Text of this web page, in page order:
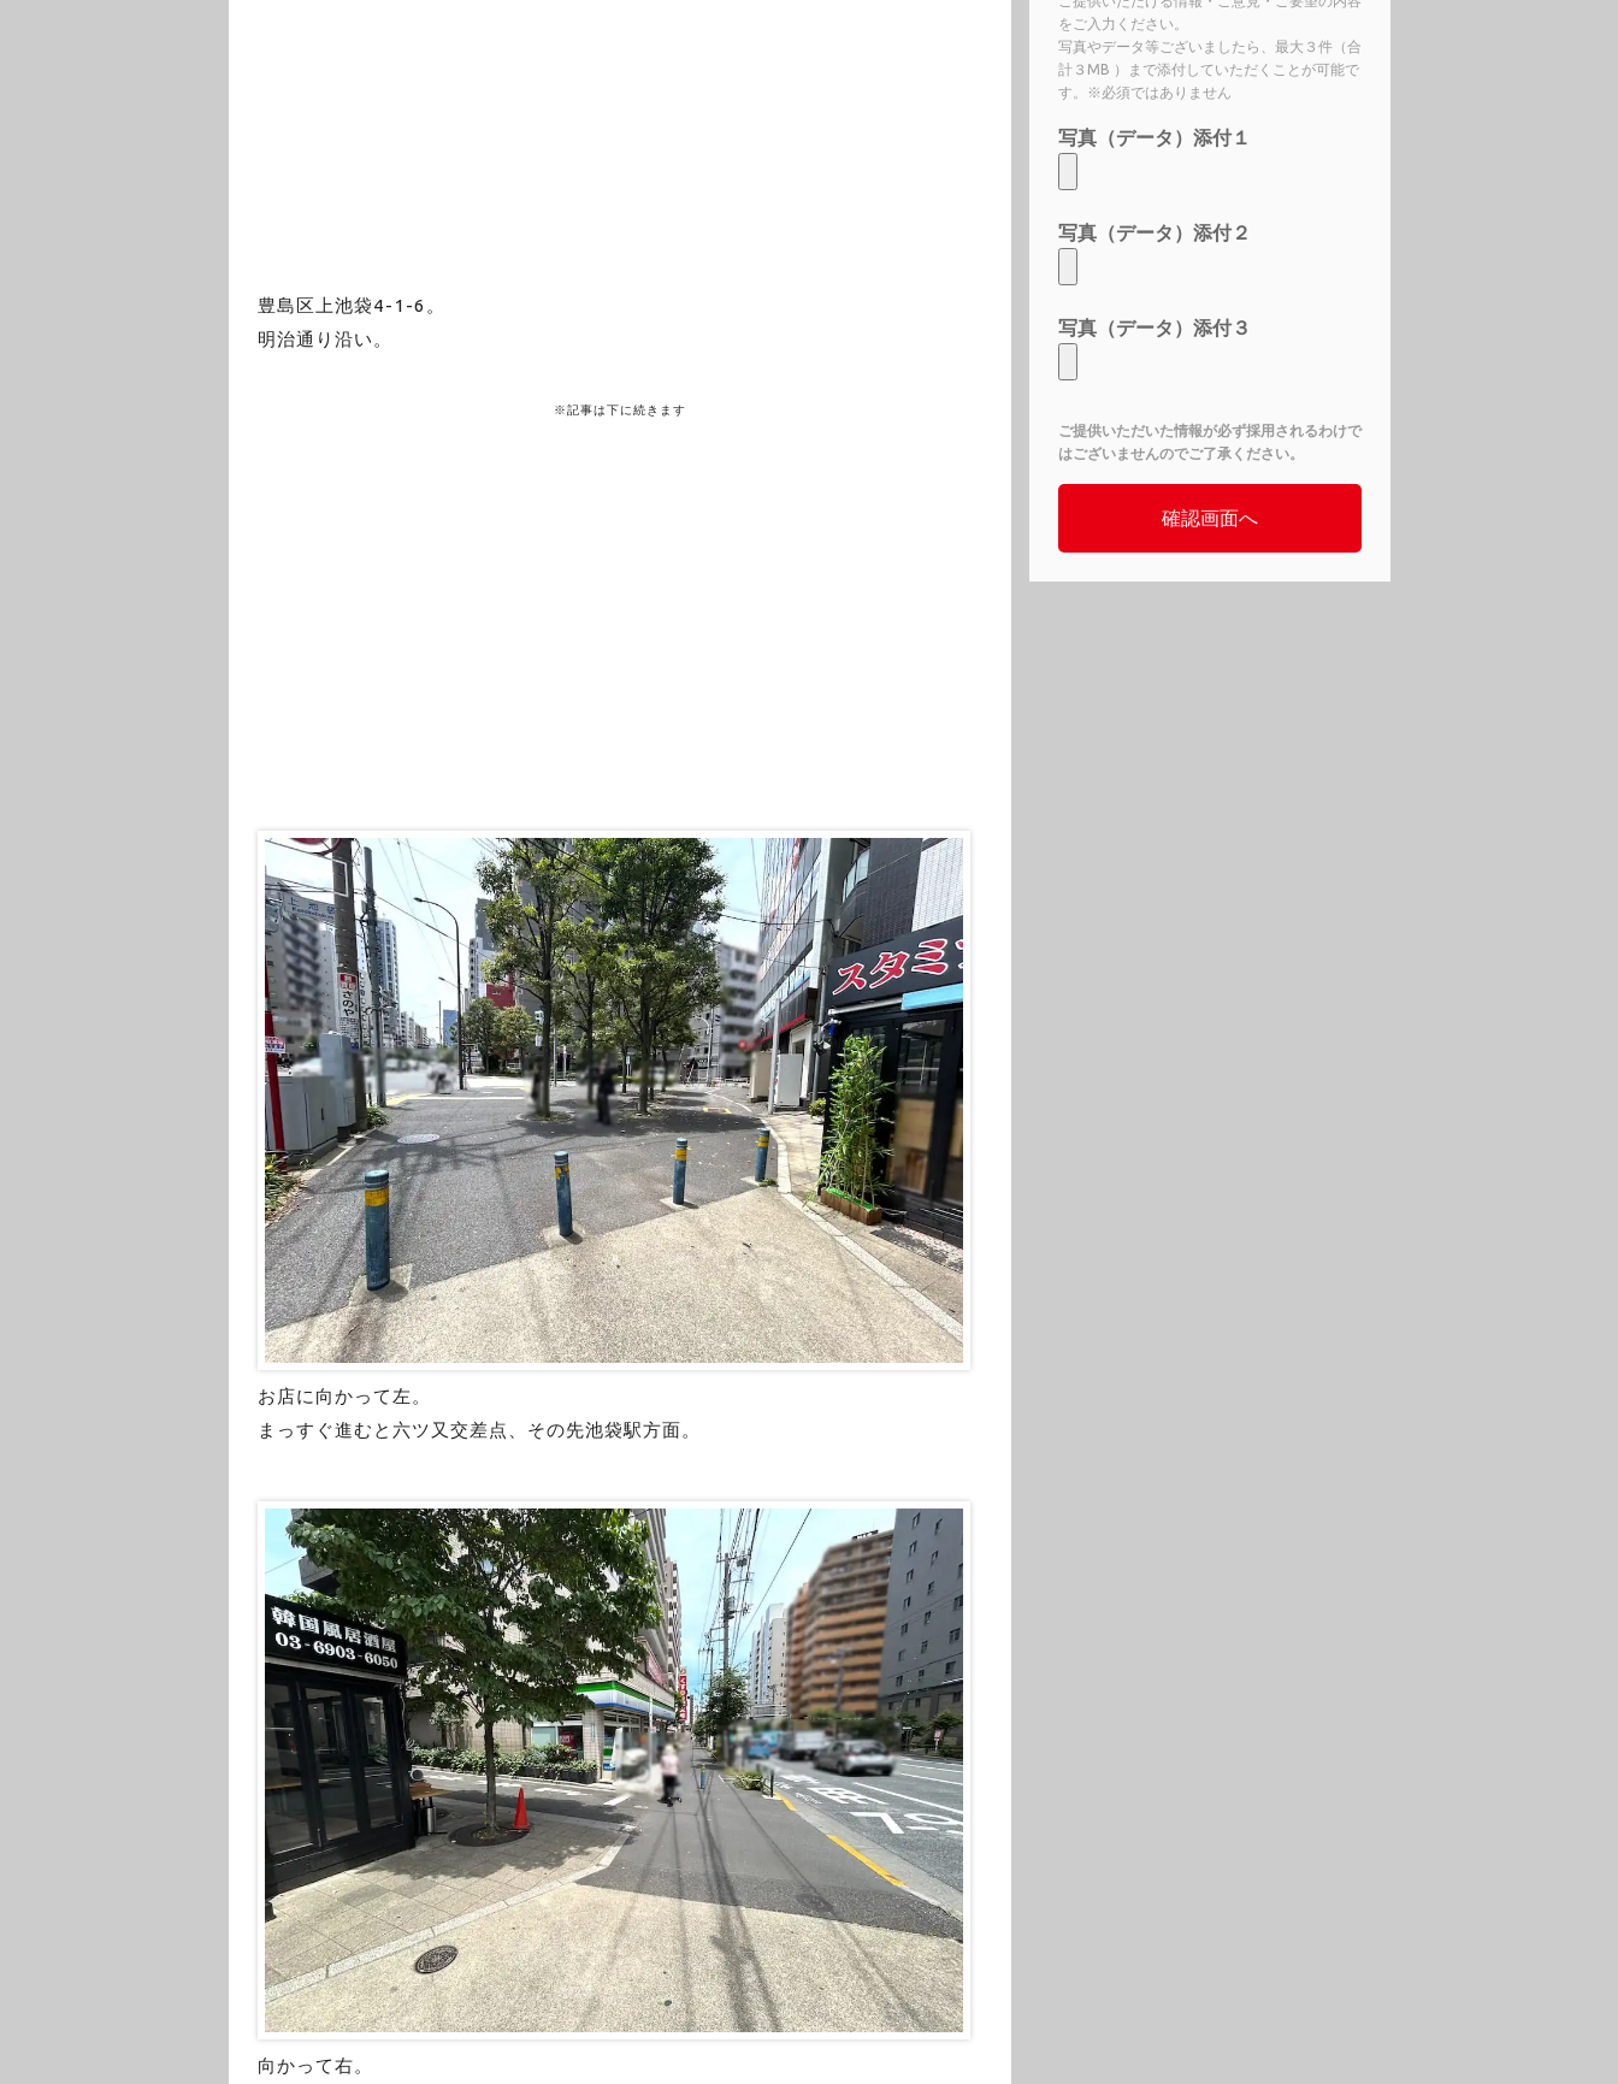
豊島区上池袋4-1-6。
明治通り沿い。
※記事は下に続きます
お店に向かって左。
まっすぐ進むと六ツ又交差点、その先池袋駅方面。
向かって右。
をご入力ください。
写真やデータ等ございましたら、最大３件（合
計３MB ）まで添付していただくことが可能で
す。※必須ではありません
写真（データ）添付１
写真（データ）添付２
写真（データ）添付３
ご提供いただいた情報が必ず採用されるわけで
はございませんのでご了承ください。